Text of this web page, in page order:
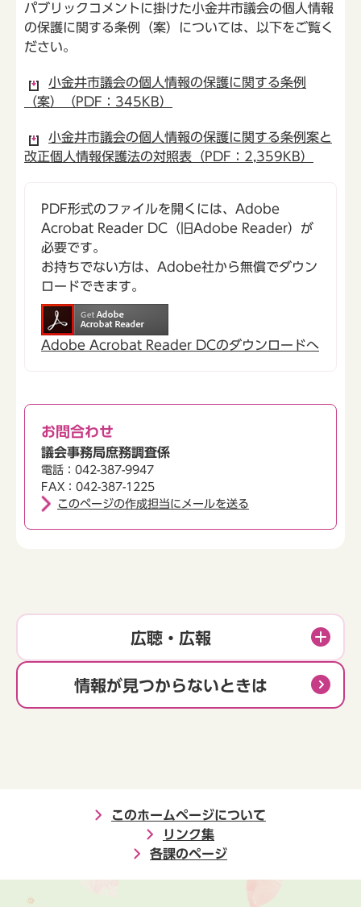
パブリックコメントに掛けた小金井市議会の個人情報
の保護に関する条例（案）については、以下をご覧く
ださい。
小金井市議会の個人情報の保護に関する条例
（案）（PDF：345KB）
小金井市議会の個人情報の保護に関する条例案と
改正個人情報保護法の対照表（PDF：2,359KB）
PDF形式のファイルを開くには、Adobe
Acrobat Reader DC（旧Adobe Reader）が
必要です。
お持ちでない方は、Adobe社から無償でダウン
ロードできます。
Adobe Acrobat Reader DCのダウンロードへ
お問合わせ
議会事務局庶務調査係
電話：042-387-9947
FAX：042-387-1225
このページの作成担当にメールを送る
広聴・広報
情報が見つからないときは
このホームページについて
リンク集
各課のページ